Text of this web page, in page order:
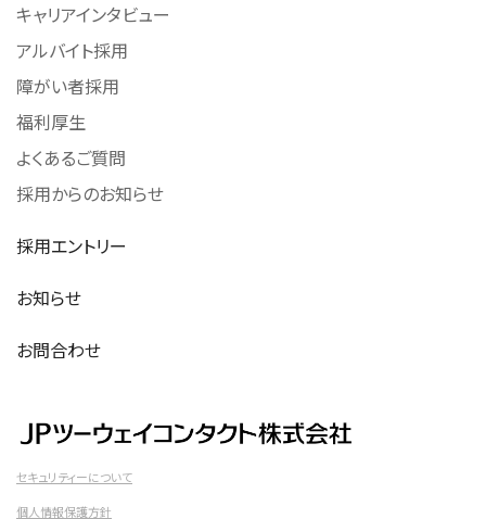
キャリアインタビュー
アルバイト採用
障がい者採用
福利厚生
よくあるご質問
採用からのお知らせ
採用エントリー
お知らせ
お問合わせ
セキュリティーについて
個人情報保護方針